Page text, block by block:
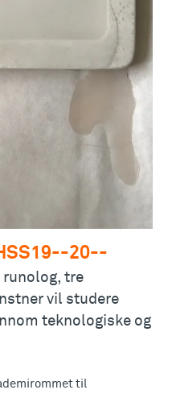
20--
runolog, tre
vil studere
teknologiske og
til